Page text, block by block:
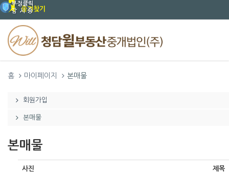
즐겨찾기
홈 마이페이지 본매물
회원가입
본매물
본매물
사진 제목